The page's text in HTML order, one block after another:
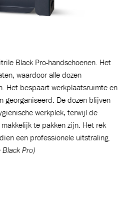
Black Pro-handschoenen. Het
waardoor alle dozen
Het bespaart werkplaatsruimte en
georganiseerd. De dozen blijven
werkplek, terwijl de
te pakken zijn. Het rek
een professionele uitstraling.
Pro)